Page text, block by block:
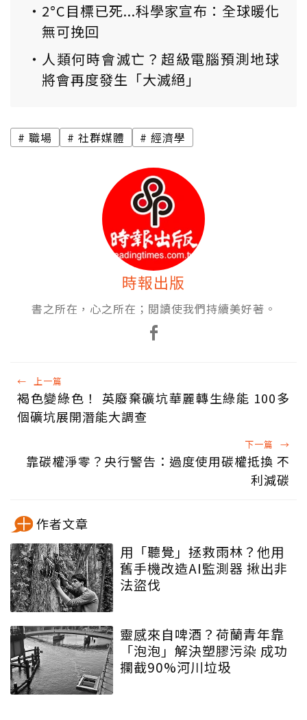
2°C目標已死...科學家宣布：全球暖化
無可挽回
人類何時會滅亡？超級電腦預測地球
將會再度發生「大滅絕」
職場 社群媒體 經濟學
時報出版
書之所在，心之所在；閱讀使我們持續美好著。
← 上一篇
褐色變綠色！ 英廢棄礦坑華麗轉生綠能 100多
個礦坑展開潛能大調查
下一篇 →
靠碳權淨零？央行警告：過度使用碳權抵換 不
利減碳
作者文章
用「聽覺」拯救雨林？他用
舊手機改造AI監測器 揪出非
法盜伐
靈感來自啤酒？荷蘭青年靠
「泡泡」解決塑膠污染 成功
攔截90%河川垃圾